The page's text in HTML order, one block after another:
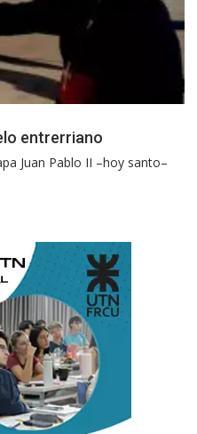
entrerriano
Juan Pablo II –hoy santo–